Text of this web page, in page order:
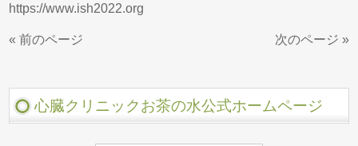
https://www.ish2022.org
« 前のページ 次のページ »
心臓クリニックお茶の水公式ホームページ